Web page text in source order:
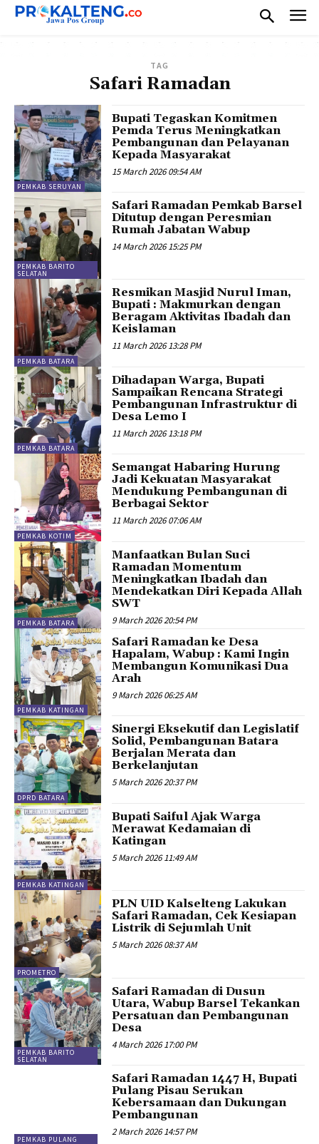
TAG
Safari Ramadan
PEMKAB SERUYAN
Bupati Tegaskan Komitmen
Pemda Terus Meningkatkan
Pembangunan dan Pelayanan
Kepada Masyarakat
15 March 2026 09:54 AM
PEMKAB BARITO
SELATAN
Safari Ramadan Pemkab Barsel
Ditutup dengan Peresmian
Rumah Jabatan Wabup
14 March 2026 15:25 PM
PEMKAB BATARA
Resmikan Masjid Nurul Iman,
Bupati : Makmurkan dengan
Beragam Aktivitas Ibadah dan
Keislaman
11 March 2026 13:28 PM
PEMKAB BATARA
Dihadapan Warga, Bupati
Sampaikan Rencana Strategi
Pembangunan Infrastruktur di
Desa Lemo I
11 March 2026 13:18 PM
PEMKAB KOTIM
Semangat Habaring Hurung
Jadi Kekuatan Masyarakat
Mendukung Pembangunan di
Berbagai Sektor
11 March 2026 07:06 AM
PEMKAB BATARA
Manfaatkan Bulan Suci
Ramadan Momentum
Meningkatkan Ibadah dan
Mendekatkan Diri Kepada Allah
SWT
9 March 2026 20:54 PM
PEMKAB KATINGAN
Safari Ramadan ke Desa
Hapalam, Wabup : Kami Ingin
Membangun Komunikasi Dua
Arah
9 March 2026 06:25 AM
DPRD BATARA
Sinergi Eksekutif dan Legislatif
Solid, Pembangunan Batara
Berjalan Merata dan
Berkelanjutan
5 March 2026 20:37 PM
PEMKAB KATINGAN
Bupati Saiful Ajak Warga
Merawat Kedamaian di
Katingan
5 March 2026 11:49 AM
PROMETRO
PLN UID Kalselteng Lakukan
Safari Ramadan, Cek Kesiapan
Listrik di Sejumlah Unit
5 March 2026 08:37 AM
PEMKAB BARITO
SELATAN
Safari Ramadan di Dusun
Utara, Wabup Barsel Tekankan
Persatuan dan Pembangunan
Desa
4 March 2026 17:00 PM
PEMKAB PULANG
Safari Ramadan 1447 H, Bupati
Pulang Pisau Serukan
Kebersamaan dan Dukungan
Pembangunan
2 March 2026 14:57 PM